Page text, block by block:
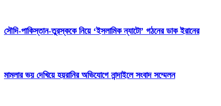
সৌদি-পাকিস্তান-তুরস্ককে নিয়ে ‘ইসলামিক ন্যাটো’ গঠনের ডাক ইরানের
মামলার ভয় দেখিয়ে হয়রানির অভিযোগে নান্দাইলে সংবাদ সম্মেলন